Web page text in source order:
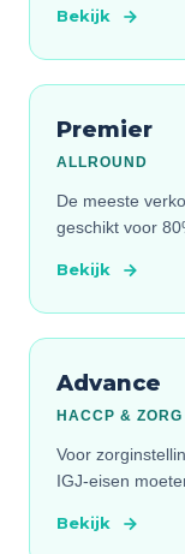
Bekijk
Premier
ALLROUND
De meeste
geschikt voor
Bekijk
Advance
HACCP & ZORG
Voor
IGJ-eisen
Bekijk